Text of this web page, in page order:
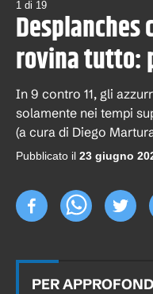
1 di 19
Desplanches
rovina tutto:
In 9 contro 11, gli
solamente nei tempi
(a cura di Diego
Pubblicato il 23 giugno
PER